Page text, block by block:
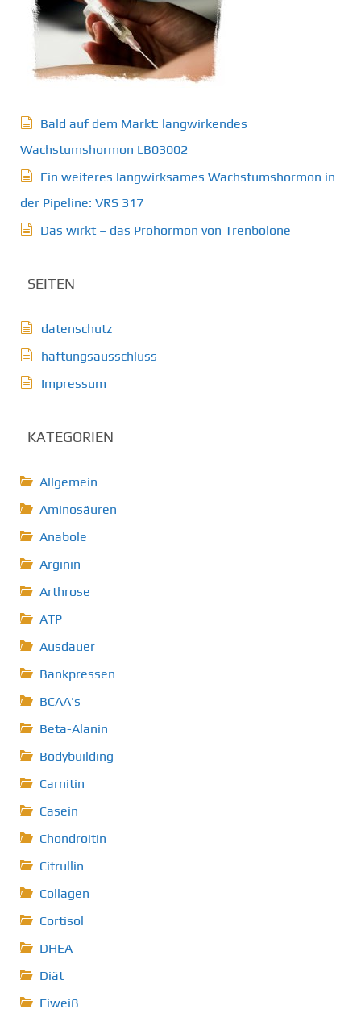
Bald auf dem Markt: langwirkendes
Wachstumshormon LB03002
Ein weiteres langwirksames Wachstumshormon in
der Pipeline: VRS 317
Das wirkt – das Prohormon von Trenbolone
SEITEN
datenschutz
haftungsausschluss
Impressum
KATEGORIEN
Allgemein
Aminosäuren
Anabole
Arginin
Arthrose
ATP
Ausdauer
Bankpressen
BCAA's
Beta-Alanin
Bodybuilding
Carnitin
Casein
Chondroitin
Citrullin
Collagen
Cortisol
DHEA
Diät
Eiweiß